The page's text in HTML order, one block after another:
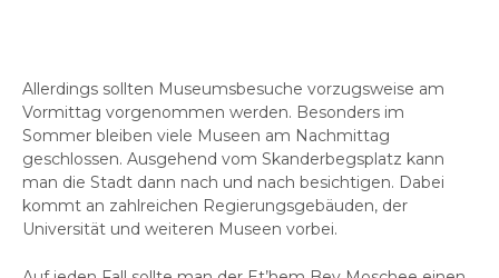
Allerdings sollten Museumsbesuche vorzugsweise am
Vormittag vorgenommen werden. Besonders im
Sommer bleiben viele Museen am Nachmittag
geschlossen. Ausgehend vom Skanderbegsplatz kann
man die Stadt dann nach und nach besichtigen. Dabei
kommt an zahlreichen Regierungsgebäuden, der
Universität und weiteren Museen vorbei.